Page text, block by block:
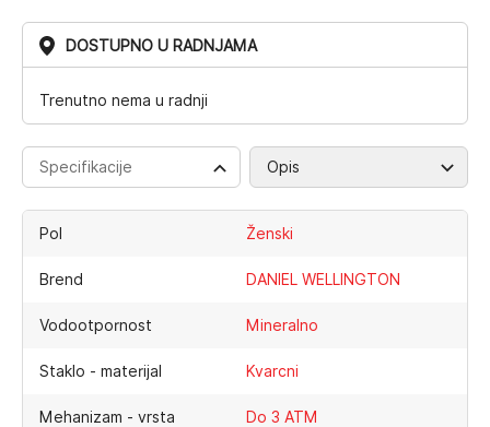
DOSTUPNO U RADNJAMA
Trenutno nema u radnji
Specifikacije Opis
Pol Ženski
Brend DANIEL WELLINGTON
Vodootpornost Mineralno
Staklo - materijal Kvarcni
Mehanizam - vrsta Do 3 ATM